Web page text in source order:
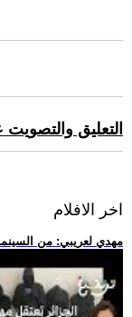
التعليق
اخر الافلام
.. مهدي لعريبي: من